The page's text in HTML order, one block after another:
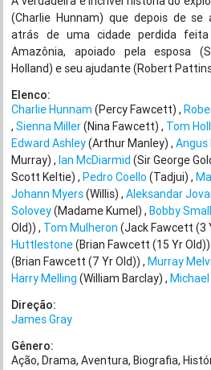
(Charlie Hunnam) ​que depois de
atrás de uma cidade perdida
Amazônia, apoiado pela ​esposa
Holland) e seu ajudante (Robert
Elenco:
Charlie Hunnam (Percy Fawcett)
Sienna Miller(Nina Fawcett) Tom
Edward Ashley(Arthur Manley)
Murray) Ian McDiarmid (Sir George
Scott Keltie) Pedro Coello (Tadjui)
Johann Myers(Willis) Aleksandar
Solovey(Madame Kumel) Bobby
Old)) Tom Mulheron (Jack Fawcett (3
Huttlestone(Brian Fawcett (15 Yr
(Brian Fawcett (7 Yr Old)) Murray
Harry Melling (William Barclay)
Direção:
James Gray
Gênero:
Ação Drama Aventura Biografia